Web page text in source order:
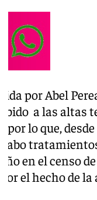
por Abel
a las altas
por lo que,
cabo
en el censo
el hecho de